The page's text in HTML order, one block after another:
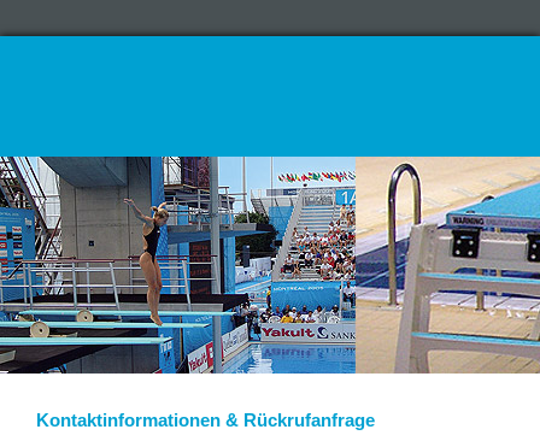
Kontaktinformationen & Rückrufanfrage